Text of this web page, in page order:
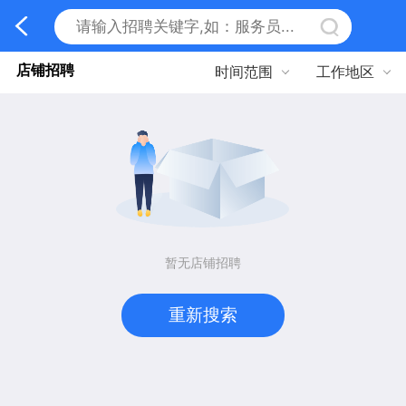
店铺招聘 工作地区
时间范围
暂无店铺招聘
重新搜索